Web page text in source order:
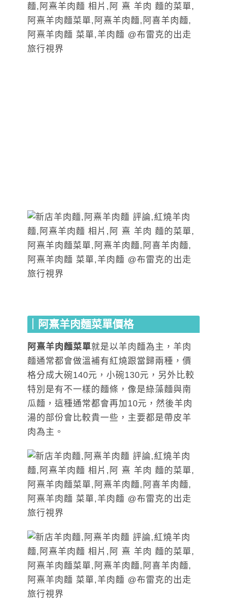
｜阿熹羊肉麵菜單價格
阿熹羊肉麵菜單就是以羊肉麵為主，羊肉
麵通常都會做溫補有紅燒跟當歸兩種，價
格分成大碗140元，小碗130元，另外比較
特別是有不一樣的麵條，像是綠藻麵與南
瓜麵，這種通常都會再加10元，然後羊肉
湯的部份會比較貴一些，主要都是帶皮羊
肉為主。